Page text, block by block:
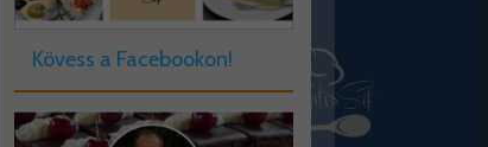
Kövess a Facebookon!